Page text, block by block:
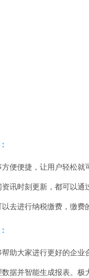
便便捷，让用户轻松就
讯时刻更新，都可以通
去进行纳税缴费，缴费
助大家进行更好的企业
据并智能生成报表。极